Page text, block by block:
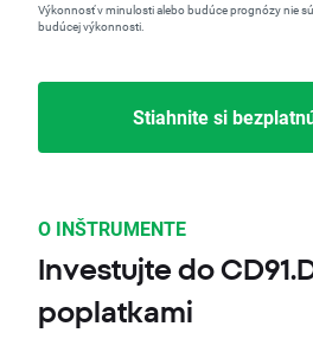
Výkonnosť v minulosti alebo budúce prognózy nie
budúcej výkonnosti.
Stiahnite si
O INŠTRUMENTE
Investujte do
poplatkami